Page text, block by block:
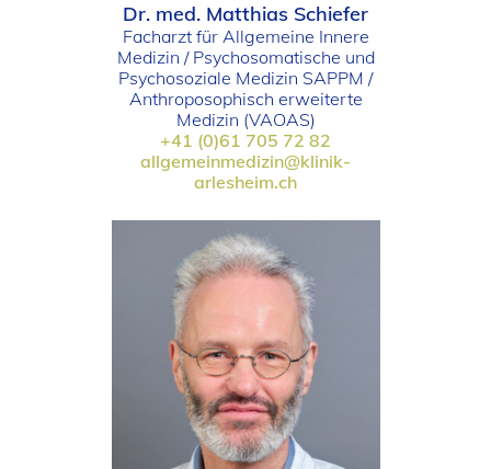
Dr. med. Matthias Schiefer
Facharzt für Allgemeine Innere
Medizin / Psychosomatische und
Psychosoziale Medizin SAPPM /
Anthroposophisch erweiterte
Medizin (VAOAS)
+41 (0)61 705 72 82
allgemeinmedizin@klinik-
arlesheim.ch